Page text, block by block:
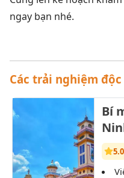
ngay bạn nhé.
Các trải nghiệm
Bí
5.0